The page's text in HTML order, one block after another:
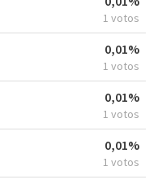
1 votos
0,01%
1 votos
0,01%
1 votos
0,01%
1 votos